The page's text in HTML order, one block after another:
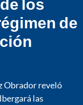
de
Obrador reveló
las